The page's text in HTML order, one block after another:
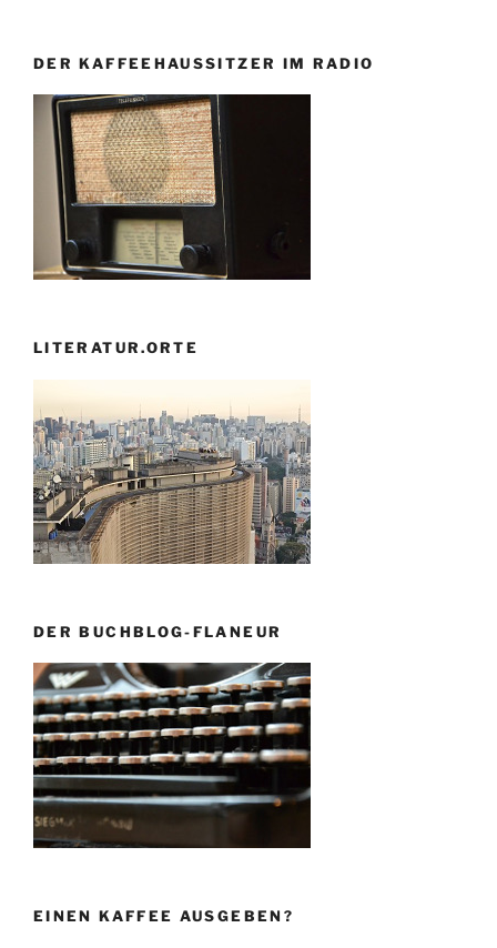
DER KAFFEEHAUSSITZER IM RADIO
LITERATUR.ORTE
DER BUCHBLOG-FLANEUR
EINEN KAFFEE AUSGEBEN?